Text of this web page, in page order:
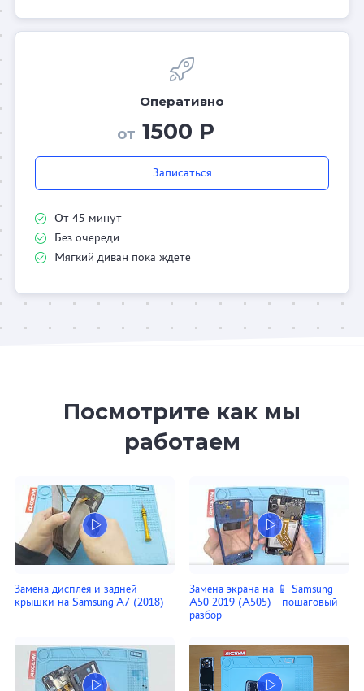
Оперативно
от 1500 Р
Записаться
От 45 минут
Без очереди
Мягкий диван пока ждете
Посмотрите как мы
работаем
Замена дисплея и задней
крышки на Samsung A7 (2018)
Замена экрана на 📱 Samsung
A50 2019 (A505) - пошаговый
разбор